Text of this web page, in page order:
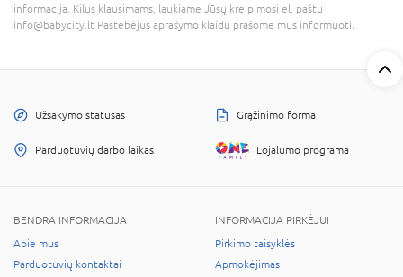
informacija. Kilus klausimams, laukiame Jūsų kreipimosi el. paštu
info@babycity.lt Pastebėjus aprašymo klaidų prašome mus informuoti.
Užsakymo statusas Grąžinimo forma
Parduotuvių darbo laikas Lojalumo programa
BENDRA INFORMACIJA
Apie mus
Parduotuvių kontaktai
INFORMACIJA PIRKĖJUI
Pirkimo taisyklės
Apmokėjimas